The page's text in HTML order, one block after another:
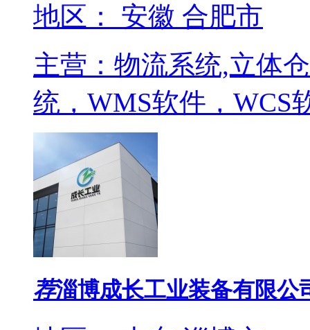
地区： 安徽 合肥市
主营：物流系统,立体
统，WMS软件，WCS
荐淄博成长工业装备有限公